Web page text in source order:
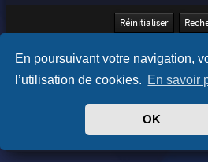
En poursuivant votre navigation,
l’utilisation de cookies. En savoir
OK
Accueil Index du forum
Développé par
® Forum
Traduit par
Confidentialité|